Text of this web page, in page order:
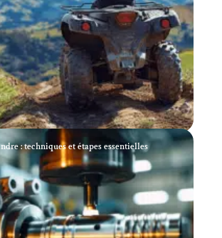
: techniques et étapes essentielles